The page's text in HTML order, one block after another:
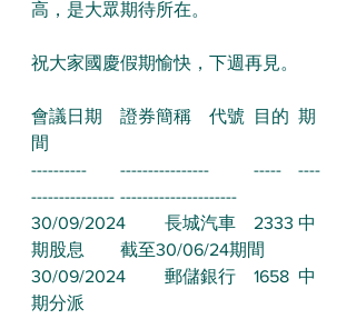
高，是大眾期待所在。
祝大家國慶假期愉快，下週再見。
會議日期	證券簡稱	代號	目的	期
間
----------	----------------	-----	----
---------------	---------------------
30/09/2024	長城汽車	2333	中
期股息	截至30/06/24期間
30/09/2024	郵儲銀行	1658	中